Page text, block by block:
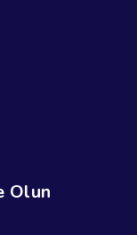
Olun